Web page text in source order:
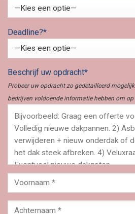
Deadline?*
Beschrijf uw opdracht*
Probeer uw opdracht zo gedetailleerd
bedrijven voldoende informatie hebben om op